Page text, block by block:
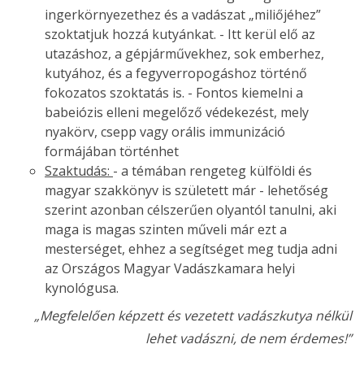
ingerkörnyezethez és a vadászat „miliőjéhez”
szoktatjuk hozzá kutyánkat. - Itt kerül elő az
utazáshoz, a gépjárművekhez, sok emberhez,
kutyához, és a fegyverropogáshoz történő
fokozatos szoktatás is. - Fontos kiemelni a
babeiózis elleni megelőző védekezést, mely
nyakörv, csepp vagy orális immunizáció
formájában történhet
Szaktudás: - a témában rengeteg külföldi és
magyar szakkönyv is született már - lehetőség
szerint azonban célszerűen olyantól tanulni, aki
maga is magas szinten műveli már ezt a
mesterséget, ehhez a segítséget meg tudja adni
az Országos Magyar Vadászkamara helyi
kynológusa.
„Megfelelően képzett és vezetett vadászkutya nélkül
lehet vadászni, de nem érdemes!”